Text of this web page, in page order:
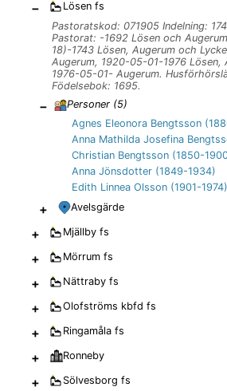
− Lösen fs
Pastoratskod: 071905 Indelning:
Pastorat: -1692 Lösen och
18)-1743 Lösen, Augerum och
Augerum, 1920-05-01-1976 Lösen,
1976-05-01- Augerum.
Födelsebok: 1695.
− Personer (5)
Agnes Eleonora Bengtsson
Anna Mathilda Josefina
Christian Bengtsson (1850-
Anna Jönsdotter (1849-1934)
Edith Linnea Olsson (1901-1974)
+ Avelsgärde
+ Mjällby fs
+ Mörrum fs
+ Nättraby fs
+ Olofströms kbfd fs
+ Ringamåla fs
+ Ronneby
+ Sölvesborg fs